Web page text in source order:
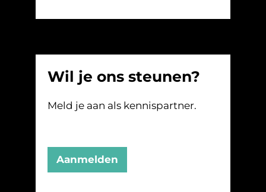
Wil je ons steunen?
Meld je aan als kennispartner.
Aanmelden